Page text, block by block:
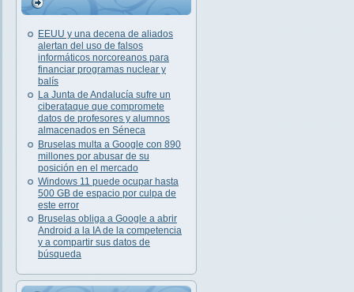
EEUU y una decena de aliados
alertan del uso de falsos
informáticos norcoreanos para
financiar programas nuclear y
balís
La Junta de Andalucía sufre un
ciberataque que compromete
datos de profesores y alumnos
almacenados en Séneca
Bruselas multa a Google con 890
millones por abusar de su
posición en el mercado
Windows 11 puede ocupar hasta
500 GB de espacio por culpa de
este error
Bruselas obliga a Google a abrir
Android a la IA de la competencia
y a compartir sus datos de
búsqueda